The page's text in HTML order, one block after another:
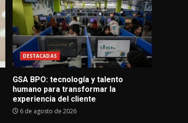
DESTACADAS
GSA BPO: tecnología y talento
humano para transformar la
experiencia del cliente
6 de agosto de 2026